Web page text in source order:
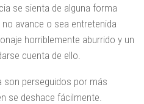
se sienta de alguna forma
avance o sea entretenida
horriblemente aburrido y un
cuenta de ello.
son perseguidos por más
se deshace fácilmente.